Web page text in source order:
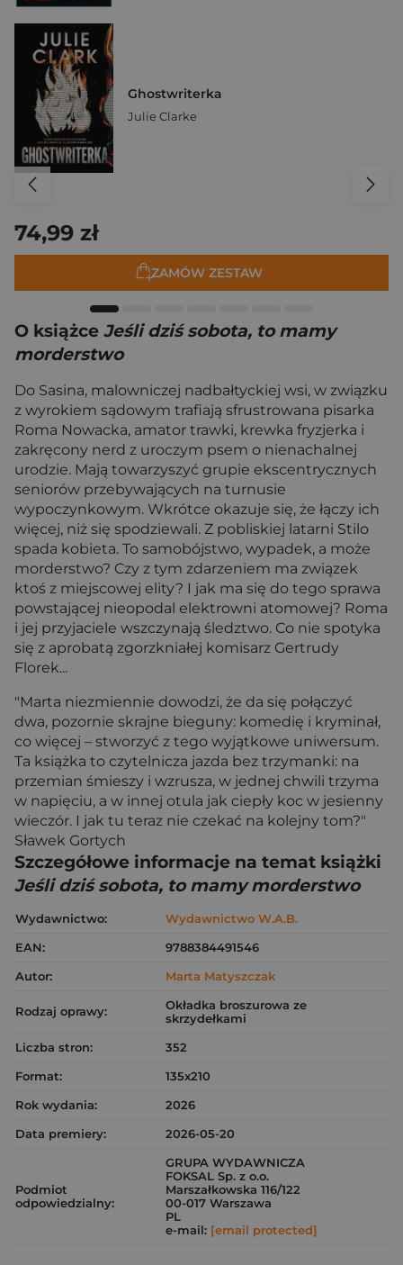
Ghostwriterka
Julie Clarke
74,99 zł
ZAMÓW ZESTAW
O książce Jeśli dziś sobota, to mamy
morderstwo
Do Sasina, malowniczej nadbałtyckiej wsi, w związku
z wyrokiem sądowym trafiają sfrustrowana pisarka
Roma Nowacka, amator trawki, krewka fryzjerka i
zakręcony nerd z uroczym psem o nienachalnej
urodzie. Mają towarzyszyć grupie ekscentrycznych
seniorów przebywających na turnusie
wypoczynkowym. Wkrótce okazuje się, że łączy ich
więcej, niż się spodziewali. Z pobliskiej latarni Stilo
spada kobieta. To samobójstwo, wypadek, a może
morderstwo? Czy z tym zdarzeniem ma związek
ktoś z miejscowej elity? I jak ma się do tego sprawa
powstającej nieopodal elektrowni atomowej? Roma
i jej przyjaciele wszczynają śledztwo. Co nie spotyka
się z aprobatą zgorzkniałej komisarz Gertrudy
Florek...
"Marta niezmiennie dowodzi, że da się połączyć
dwa, pozornie skrajne bieguny: komedię i kryminał,
co więcej – stworzyć z tego wyjątkowe uniwersum.
Ta książka to czytelnicza jazda bez trzymanki: na
przemian śmieszy i wzrusza, w jednej chwili trzyma
w napięciu, a w innej otula jak ciepły koc w jesienny
wieczór. I jak tu teraz nie czekać na kolejny tom?"
Sławek Gortych
Szczegółowe informacje na temat książki
Jeśli dziś sobota, to mamy morderstwo
Wydawnictwo:
Wydawnictwo W.A.B.
EAN:
9788384491546
Autor:
Marta Matyszczak
Rodzaj oprawy:
Okładka broszurowa ze
skrzydełkami
Liczba stron:
352
Format:
135x210
Rok wydania:
2026
Data premiery:
2026-05-20
Podmiot
odpowiedzialny:
GRUPA WYDAWNICZA
FOKSAL Sp. z o.o.
Marszałkowska 116/122
00-017 Warszawa
PL
e-mail: [email protected]